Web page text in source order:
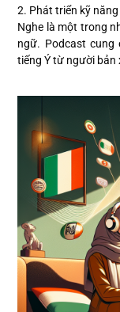
2. Phát triển kỹ
Nghe là một trong
ngữ. Podcast cung
tiếng Ý từ người bản